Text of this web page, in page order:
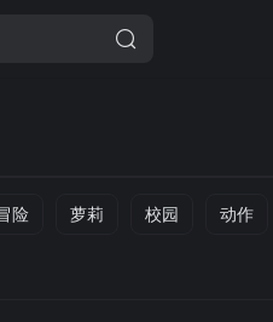
险 萝莉 校园 动作